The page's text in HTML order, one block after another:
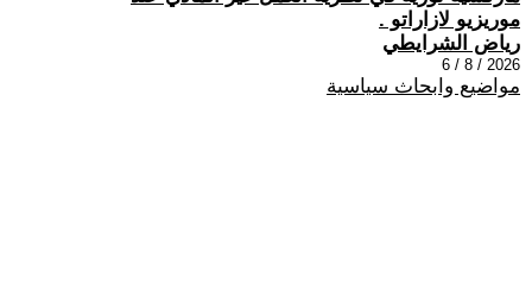
موريزيو لازاراتو .
رياض الشرايطي
2026 / 8 / 6
مواضيع وابحاث سياسية